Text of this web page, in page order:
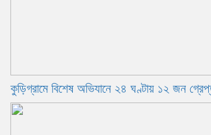
কুড়িগ্রামে বিশেষ অভিযানে ২৪ ঘণ্টায় ১২ জন